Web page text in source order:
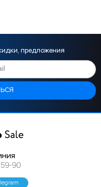
предложения
90